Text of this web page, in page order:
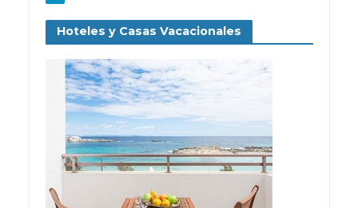
Hoteles y Casas Vacacionales